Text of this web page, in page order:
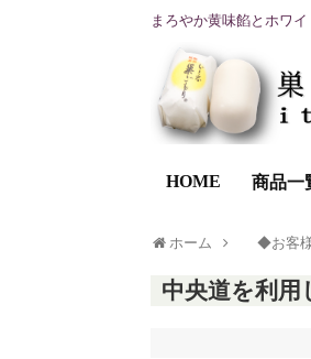
まろやか黄味餡とホワ
HOME 商品一
ホーム ◆お客
中央道を利用